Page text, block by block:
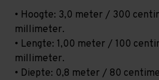
• Hoogte: 3,0 meter / 300
millimeter.
• Lengte: 1,00 meter / 100
millimeter.
• Diepte: 0,8 meter / 80